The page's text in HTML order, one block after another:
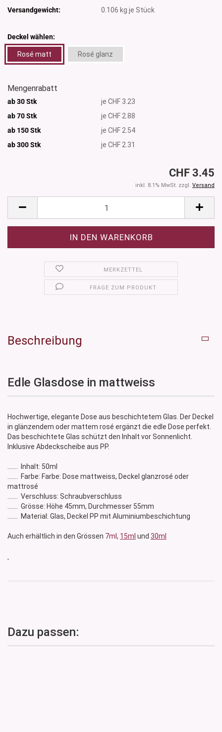
Versandgewicht:
0.106 kg je Stück
Deckel wählen:
Rosé matt Rosé glanz
Mengenrabatt
ab 30 Stk
je CHF 3.23
ab 70 Stk
je CHF 2.88
ab 150 Stk
je CHF 2.54
ab 300Stk je CHF 2.31
CHF 3.45
inkl. 8.1% MwSt. zzgl. Versand
MERKZETTEL
FRAGE ZUM PRODUKT
Beschreibung
Edle Glasdose in mattweiss
Hochwertige, elegante Dose aus beschichtetem Glas. Der Deckel
in glänzendem oder mattem rosé ergänzt die edle Dose perfekt.
Das beschichtete Glas schützt den Inhalt vor Sonnenlicht.
Inklusive Abdeckscheibe aus PP.
....... Inhalt: 50ml
....... Farbe: Farbe: Dose mattweiss, Deckel glanzrosé oder
mattrosé
....... Verschluss: Schraubverschluss
....... Grösse: Höhe 45mm, Durchmesser 55mm
....... Material: Glas, Deckel PP mit Aluminiumbeschichtung
Auch erhältlich in den Grössen 7ml , 15ml und 30ml
Dazu passen: